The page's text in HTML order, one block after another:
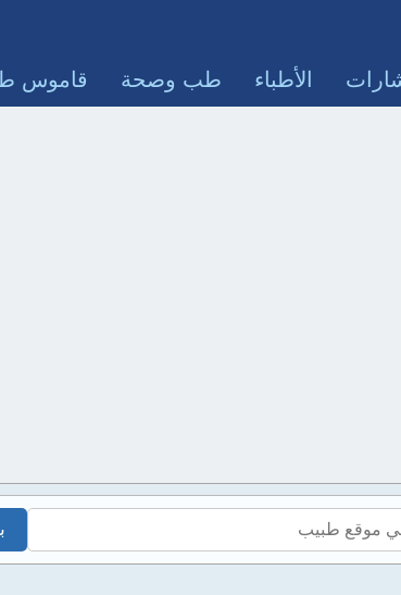
الأطباء طب وصحة قاموس